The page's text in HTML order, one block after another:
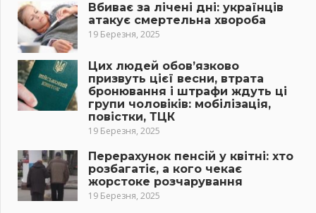
Вбиває за лічені дні: українців
атакує смертельна хвороба
19 Березня, 2025
Цих людей обов’язково
призвуть цієї весни, втрата
бронювання і штрафи ждуть ці
групи чоловіків: мобілізація,
повістки, ТЦК
19 Березня, 2025
Перерахунок пенсій у квітні: хто
розбагатіє, а кого чекає
жорстоке розчарування
19 Березня, 2025